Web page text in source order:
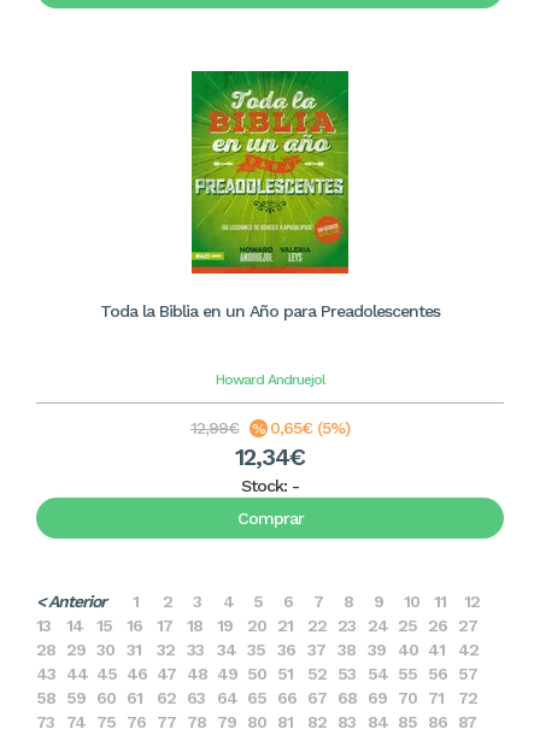
Toda la Biblia en un Año para Preadolescentes
Howard Andruejol
12,99€ 0,65€ (5%)
12,34€
Stock: -
Comprar
< Anterior 1 2 3 4 5 6 7 8 9 10 11
12
13
14 15 16 17 18 19 20 21 22 23 24 25 26
27
28
29 30 31 32 33 34 35 36 37 38 39 40 41
42
43
44 45 46 47 48 49 50 51 52 53 54 55 56
57
58
59 60 61 62 63 64 65 66 67 68 69 70 71
72
73
74 75 76 77 78 79 80 81 82 83 84 85 86
87